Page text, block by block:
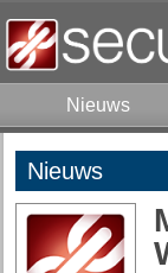
Nieuws
Nieuws